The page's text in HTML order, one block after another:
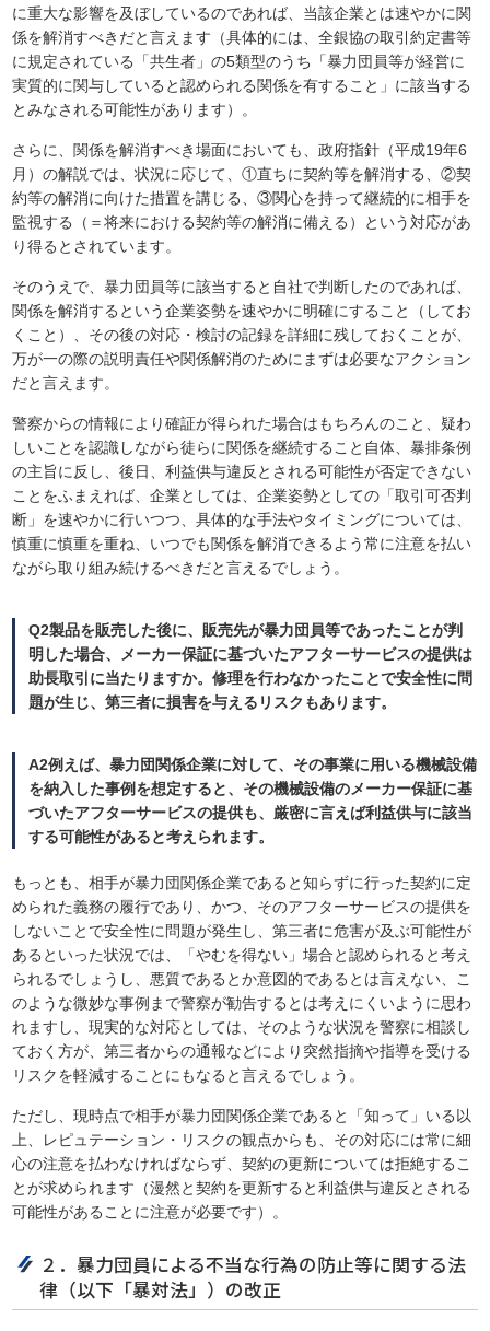
に重大な影響を及ぼしているのであれば、当該企業とは速やかに関
係を解消すべきだと言えます（具体的には、全銀協の取引約定書等
に規定されている「共生者」の5類型のうち「暴力団員等が経営に
実質的に関与していると認められる関係を有すること」に該当する
とみなされる可能性があります）。
さらに、関係を解消すべき場面においても、政府指針（平成19年6
月）の解説では、状況に応じて、①直ちに契約等を解消する、②契
約等の解消に向けた措置を講じる、③関心を持って継続的に相手を
監視する（＝将来における契約等の解消に備える）という対応があ
り得るとされています。
そのうえで、暴力団員等に該当すると自社で判断したのであれば、
関係を解消するという企業姿勢を速やかに明確にすること（してお
くこと）、その後の対応・検討の記録を詳細に残しておくことが、
万が一の際の説明責任や関係解消のためにまずは必要なアクション
だと言えます。
警察からの情報により確証が得られた場合はもちろんのこと、疑わ
しいことを認識しながら徒らに関係を継続すること自体、暴排条例
の主旨に反し、後日、利益供与違反とされる可能性が否定できない
ことをふまえれば、企業としては、企業姿勢としての「取引可否判
断」を速やかに行いつつ、具体的な手法やタイミングについては、
慎重に慎重を重ね、いつでも関係を解消できるよう常に注意を払い
ながら取り組み続けるべきだと言えるでしょう。
Q2製品を販売した後に、販売先が暴力団員等であったことが判
明した場合、メーカー保証に基づいたアフターサービスの提供は
助長取引に当たりますか。修理を行わなかったことで安全性に問
題が生じ、第三者に損害を与えるリスクもあります。
A2例えば、暴力団関係企業に対して、その事業に用いる機械設備
を納入した事例を想定すると、その機械設備のメーカー保証に基
づいたアフターサービスの提供も、厳密に言えば利益供与に該当
する可能性があると考えられます。
もっとも、相手が暴力団関係企業であると知らずに行った契約に定
められた義務の履行であり、かつ、そのアフターサービスの提供を
しないことで安全性に問題が発生し、第三者に危害が及ぶ可能性が
あるといった状況では、「やむを得ない」場合と認められると考え
られるでしょうし、悪質であるとか意図的であるとは言えない、こ
のような微妙な事例まで警察が勧告するとは考えにくいように思わ
れますし、現実的な対応としては、そのような状況を警察に相談し
ておく方が、第三者からの通報などにより突然指摘や指導を受ける
リスクを軽減することにもなると言えるでしょう。
ただし、現時点で相手が暴力団関係企業であると「知って」いる以
上、レピュテーション・リスクの観点からも、その対応には常に細
心の注意を払わなければならず、契約の更新については拒絶するこ
とが求められます（漫然と契約を更新すると利益供与違反とされる
可能性があることに注意が必要です）。
２．暴力団員による不当な行為の防止等に関する法
律（以下「暴対法」）の改正